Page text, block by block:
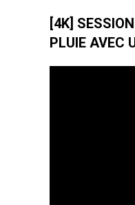
[4K]
PLUIE AVEC